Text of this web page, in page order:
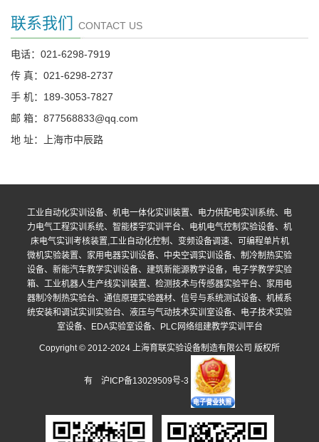
联系我们 CONTACT US
电话：021-6298-7919
传 真：021-6298-2737
手 机：189-3053-7827
邮 箱：877568833@qq.com
地 址：上海市中辰路
工业自动化实训设备、机电一体化实训装置、电力供配电实训系统、电
力电气工程实训系统、智能楼宇实训平台、电机电气控制实验设备、机
床电气实训考核装置,工业自动化控制、变频设备调速、可编程单片机
微机实验装置、家用电器实训设备、中央空调实训设备、制冷制热实验
设备、新能汽车教学实训设备、建筑新能源教学设备，电子学教学实验
箱、工业机器人生产线实训装置、检测技术与传感器实验平台、家用电
器制冷制热实验台、通信原理实验器材、信号与系统测试设备、机械系
统安装和调试实训实验台、液压与气动技术实训室设备、电子技术实验
室设备、EDA实验室设备、PLC网络组建教学实训平台
Copyright © 2012-2024 上海育联实验设备制造有限公司 版权所
有 沪ICP备13029509号-3